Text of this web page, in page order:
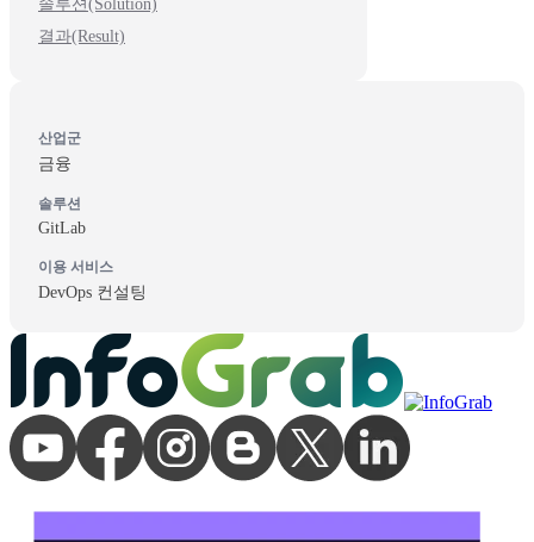
솔루션(Solution)
결과(Result)
산업군
금융
솔루션
GitLab
이용 서비스
DevOps 컨설팅